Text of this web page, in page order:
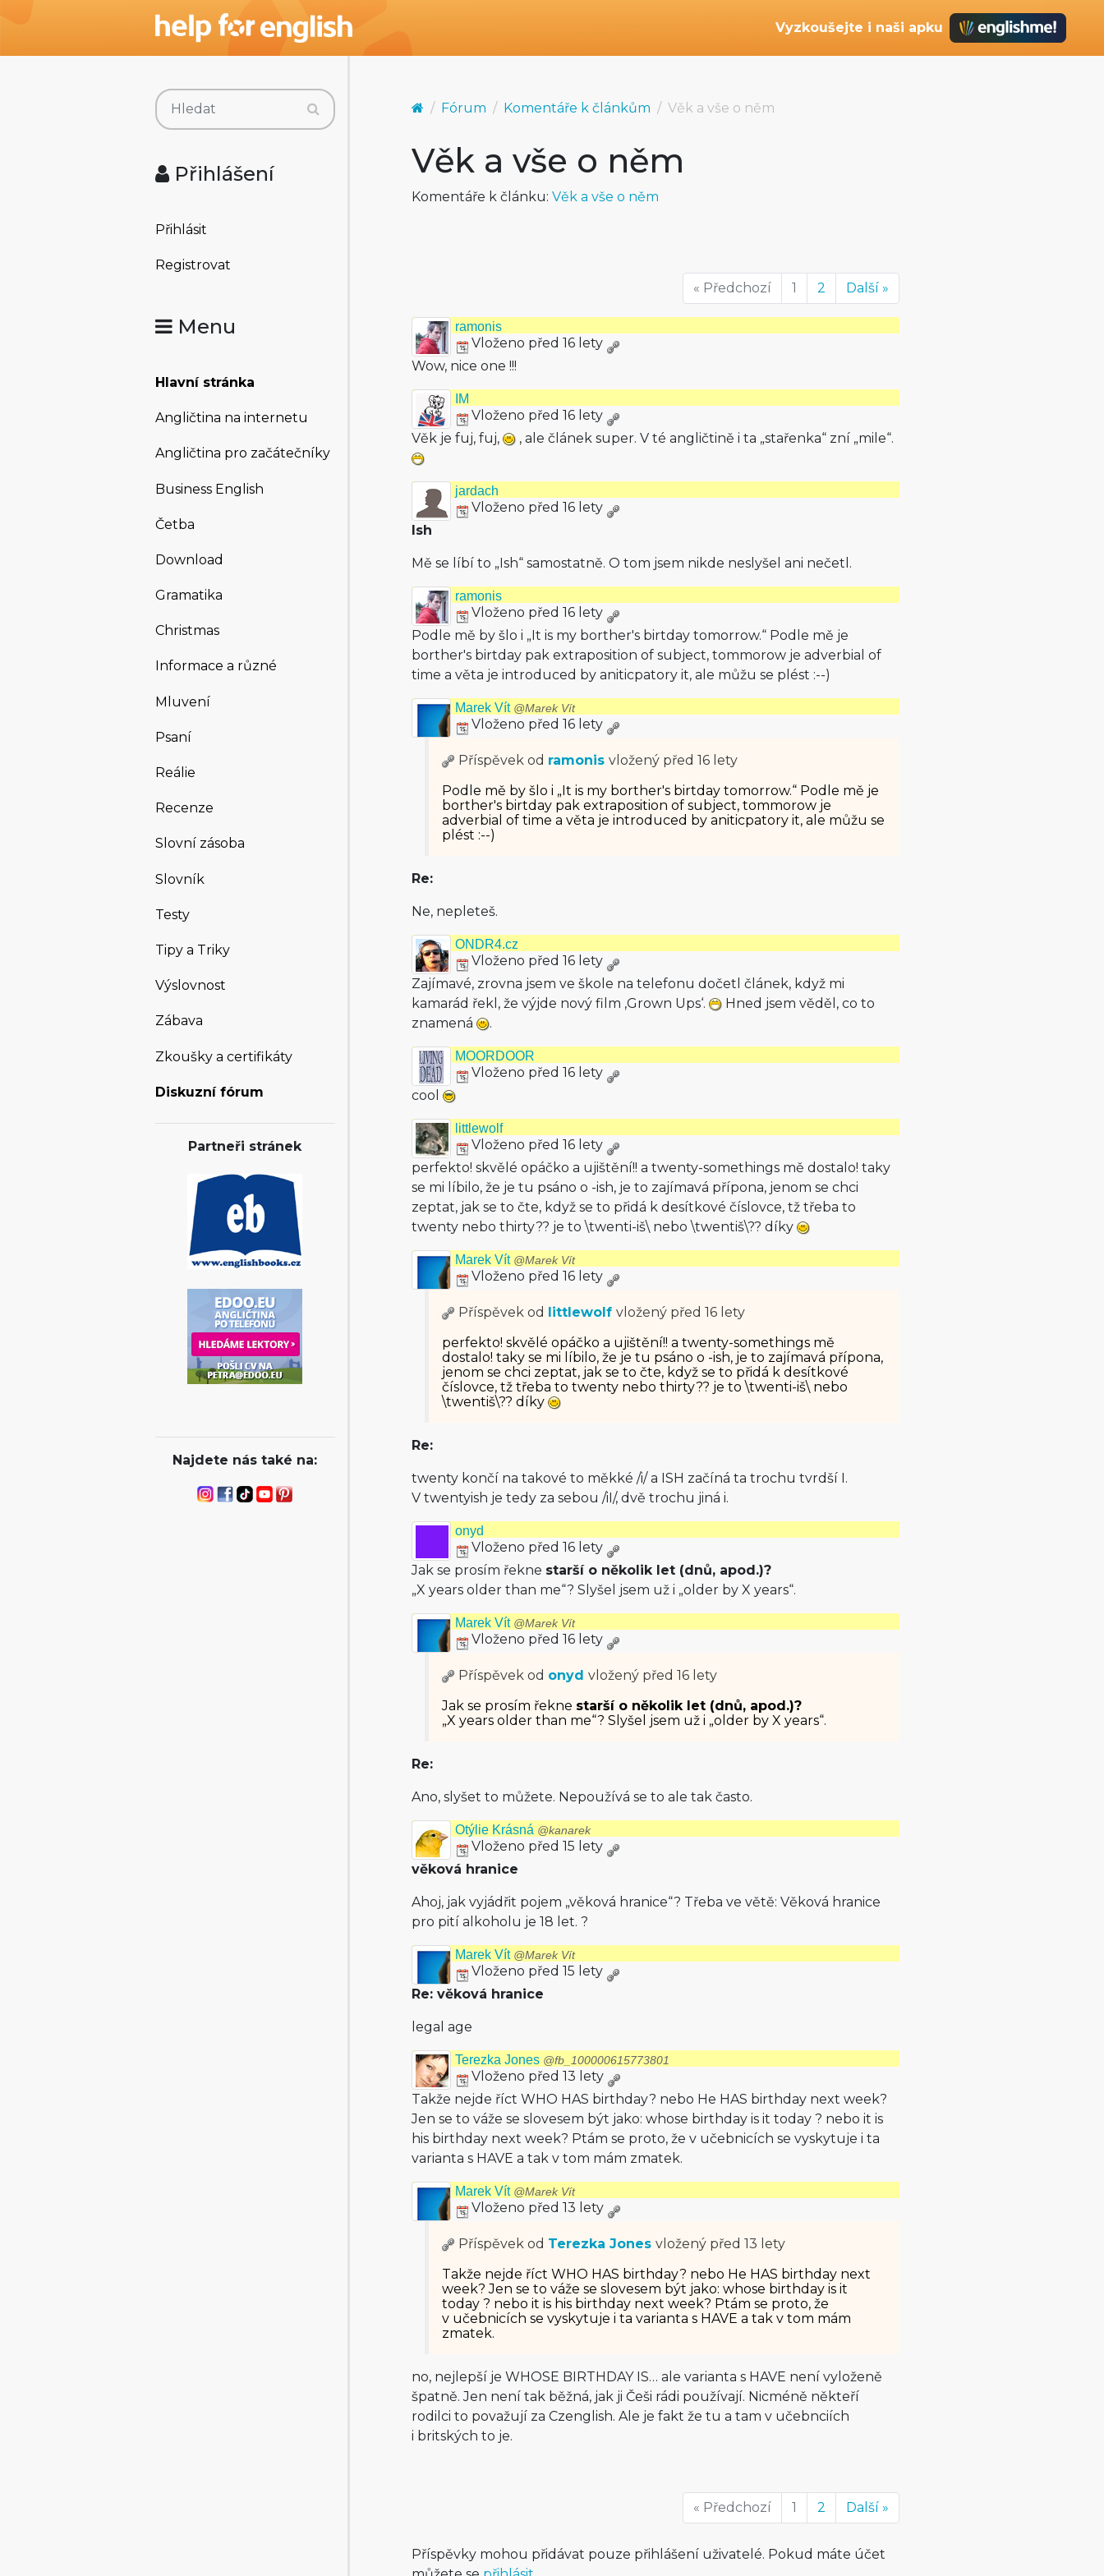
Vyzkoušejte i naši apku
Přihlášení
Přihlásit
Registrovat
Menu
Hlavní stránka
Angličtina na internetu
Angličtina pro začátečníky
Business English
Četba
Download
Gramatika
Christmas
Informace a různé
Mluvení
Psaní
Reálie
Recenze
Slovní zásoba
Slovník
Testy
Tipy a Triky
Výslovnost
Zábava
Zkoušky a certifikáty
Diskuzní fórum
Partneři stránek
Najdete nás také na:
Fórum Komentáře k článkům Věk a vše o něm
Věk a vše o něm
Komentáře k článku: Věk a vše o něm
« Předchozí 1 2 Další »
ramonis
Vloženo před 16 lety
Wow, nice one !!!
IM
Vloženo před 16 lety
Věk je fuj, fuj,
, ale článek super. V té angličtině i ta „stařenka“ zní „mile“.
jardach
Vloženo před 16 lety
Ish
Mě se líbí to „Ish“ samostatně. O tom jsem nikde neslyšel ani nečetl.
ramonis
Vloženo před 16 lety
Podle mě by šlo i „It is my borther's birtday tomorrow.“ Podle mě je
borther's birtday pak extraposition of subject, tommorow je adverbial of
time a věta je introduced by aniticpatory it, ale můžu se plést :--)
Marek Vít @Marek Vít
Vloženo před 16 lety
Příspěvek od ramonis vložený před 16 lety
Podle mě by šlo i „It is my borther's birtday tomorrow.“ Podle mě je
borther's birtday pak extraposition of subject, tommorow je
adverbial of time a věta je introduced by aniticpatory it, ale můžu se
plést :--)
Re:
Ne, nepleteš.
ONDR4.cz
Vloženo před 16 lety
Zajímavé, zrovna jsem ve škole na telefonu dočetl článek, když mi
kamarád řekl, že výjde nový film ‚Grown Ups‘.
Hned jsem věděl, co to
znamená
.
MOORDOOR
Vloženo před 16 lety
cool
littlewolf
Vloženo před 16 lety
perfekto! skvělé opáčko a ujištění!! a twenty-somethings mě dostalo! taky
se mi líbilo, že je tu psáno o -ish, je to zajímavá přípona, jenom se chci
zeptat, jak se to čte, když se to přidá k desítkové číslovce, tž třeba to
twenty nebo thirty?? je to \twenti-iš\ nebo \twentiš\?? díky
Marek Vít @Marek Vít
Vloženo před 16 lety
Příspěvek od littlewolf vložený před 16 lety
perfekto! skvělé opáčko a ujištění!! a twenty-somethings mě
dostalo! taky se mi líbilo, že je tu psáno o -ish, je to zajímavá přípona,
jenom se chci zeptat, jak se to čte, když se to přidá k desítkové
číslovce, tž třeba to twenty nebo thirty?? je to \twenti-iš\ nebo
\twentiš\?? díky
Re:
twenty končí na takové to měkké /i/ a ISH začíná ta trochu tvrdší I.
V twentyish je tedy za sebou /iI/, dvě trochu jiná i.
onyd
Vloženo před 16 lety
Jak se prosím řekne starší o několik let (dnů, apod.)?
„X years older than me“? Slyšel jsem už i „older by X years“.
Marek Vít @Marek Vít
Vloženo před 16 lety
Příspěvek od onyd vložený před 16 lety
Jak se prosím řekne starší o několik let (dnů, apod.)?
„X years older than me“? Slyšel jsem už i „older by X years“.
Re:
Ano, slyšet to můžete. Nepoužívá se to ale tak často.
Otýlie Krásná @kanarek
Vloženo před 15 lety
věková hranice
Ahoj, jak vyjádřit pojem „věková hranice“? Třeba ve větě: Věková hranice
pro pití alkoholu je 18 let. ?
Marek Vít @Marek Vít
Vloženo před 15 lety
Re: věková hranice
legal age
Terezka Jones @fb_100000615773801
Vloženo před 13 lety
Takže nejde říct WHO HAS birthday? nebo He HAS birthday next week?
Jen se to váže se slovesem být jako: whose birthday is it today ? nebo it is
his birthday next week? Ptám se proto, že v učebnicích se vyskytuje i ta
varianta s HAVE a tak v tom mám zmatek.
Marek Vít @Marek Vít
Vloženo před 13 lety
Příspěvek od Terezka Jones vložený před 13 lety
Takže nejde říct WHO HAS birthday? nebo He HAS birthday next
week? Jen se to váže se slovesem být jako: whose birthday is it
today ? nebo it is his birthday next week? Ptám se proto, že
v učebnicích se vyskytuje i ta varianta s HAVE a tak v tom mám
zmatek.
no, nejlepší je WHOSE BIRTHDAY IS… ale varianta s HAVE není vyloženě
špatně. Jen není tak běžná, jak ji Češi rádi používají. Nicméně někteří
rodilci to považují za Czenglish. Ale je fakt že tu a tam v učebnciích
i britských to je.
« Předchozí 1 2 Další »
Příspěvky mohou přidávat pouze přihlášení uživatelé. Pokud máte účet